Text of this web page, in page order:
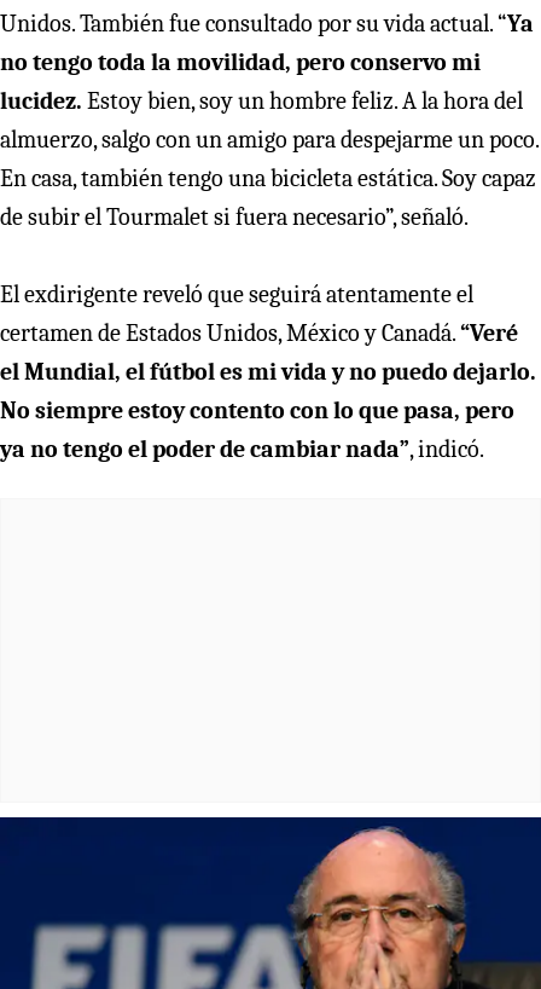
Unidos. También fue consultado por su vida actual. “Ya
no tengo toda la movilidad, pero conservo mi
lucidez. Estoy bien, soy un hombre feliz. A la hora del
almuerzo, salgo con un amigo para despejarme un poco.
En casa, también tengo una bicicleta estática. Soy capaz
de subir el Tourmalet si fuera necesario”, señaló.
El exdirigente reveló que seguirá atentamente el
certamen de Estados Unidos, México y Canadá.“Veré
el Mundial, el fútbol es mi vida y no puedo dejarlo.
No siempre estoy contento con lo que pasa, pero
ya no tengo el poder de cambiar nada”, indicó.